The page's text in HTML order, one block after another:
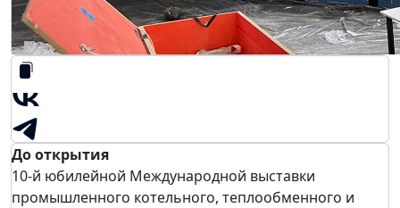
До открытия
10-й юбилейной Международной выставки
промышленного котельного, теплообменного и